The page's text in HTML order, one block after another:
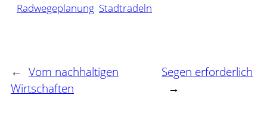
Radwegeplanung Stadtradeln
← Vom nachhaltigen
Wirtschaften
Segen erforderlich
→